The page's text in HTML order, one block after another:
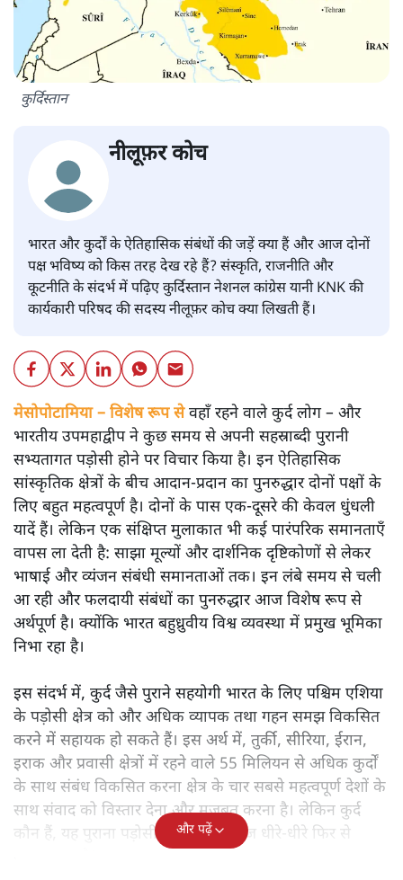
कुर्दिस्तान
नीलूफ़र कोच
भारत और कुर्दों के ऐतिहासिक संबंधों की जड़ें क्या हैं और आज दोनों
पक्ष भविष्य को किस तरह देख रहे हैं? संस्कृति, राजनीति और
कूटनीति के संदर्भ में पढ़िए कुर्दिस्तान नेशनल कांग्रेस यानी KNK की
कार्यकारी परिषद की सदस्य नीलूफ़र कोच क्या लिखती हैं।
मेसोपोटामिया – विशेष रूप सेवहाँ रहने वाले कुर्द लोग – और
भारतीय उपमहाद्वीप ने कुछ समय से अपनी सहस्राब्दी पुरानी
सभ्यतागत पड़ोसी होने पर विचार किया है। इन ऐतिहासिक
सांस्कृतिक क्षेत्रों के बीच आदान-प्रदान का पुनरुद्धार दोनों पक्षों के
लिए बहुत महत्वपूर्ण है। दोनों के पास एक-दूसरे की केवल धुंधली
यादें हैं। लेकिन एक संक्षिप्त मुलाकात भी कई पारंपरिक समानताएँ
वापस ला देती है: साझा मूल्यों और दार्शनिक दृष्टिकोणों से लेकर
भाषाई और व्यंजन संबंधी समानताओं तक। इन लंबे समय से चली
आ रही और फलदायी संबंधों का पुनरुद्धार आज विशेष रूप से
अर्थपूर्ण है। क्योंकि भारत बहुध्रुवीय विश्व व्यवस्था में प्रमुख भूमिका
निभा रहा है।
इस संदर्भ में, कुर्द जैसे पुराने सहयोगी भारत के लिए पश्चिम एशिया
के पड़ोसी क्षेत्र को और अधिक व्यापक तथा गहन समझ विकसित
करने में सहायक हो सकते हैं। इस अर्थ में, तुर्की, सीरिया, ईरान,
इराक और प्रवासी क्षेत्रों में रहने वाले 55 मिलियन से अधिक कुर्दों
के साथ संबंध विकसित करना क्षेत्र के चार सबसे महत्वपूर्ण देशों के
साथ संवाद को विस्तार देना और मजबूत करना है। लेकिन कुर्द
कौन हैं, यह पुराना पड़ोसी जिसे भारत आज धीरे-धीरे फिर से
और पढ़ें